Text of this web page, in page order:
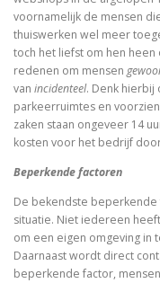
voornamelijk de mensen
thuiswerken wel meer
toch het liefst om hen
redenen om mensen
van incidenteel. Denk hierbij
parkeerruimtes en
zaken staan ongeveer 14
kosten voor het bedrijf
Beperkende factoren
De bekendste
situatie. Niet iedereen
om een eigen omgeving in
Daarnaast wordt direct
beperkende factor,